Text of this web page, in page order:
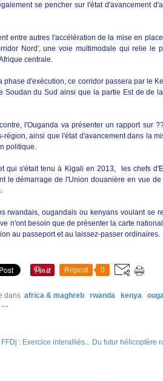
se pencher sur l'état d'avancement
entre autres l'accélération de la mise en
Nord', une voie multimodale qui relie le
centrale.
phase d'exécution, ce corridor passera par le
Soudan du Sud ainsi que la partie Est de de
l'Ouganda va présenter un rapport sur
région, ainsi que l'état d'avancement dans la
politique.
qui s'était tenu à Kigali en 2013, les chefs
le démarrage de l'Union douanière en vue
rwandais, ougandais ou kenyans voulant se
n'ont besoin que de présenter la carte
au passeport et au laissez-passer ordinaires.
Repost 0
dans africa & maghreb rwanda kenya
…
FFDj : Exercice interalliés... Du futur hélicoptère